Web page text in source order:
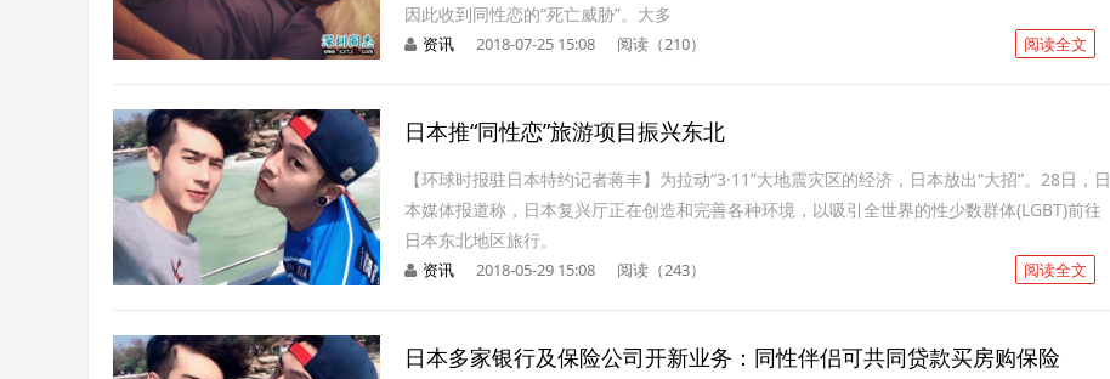
因此收到同性恋的“死亡威胁”。大多
阅读全文
资讯 2018-07-25 15:08 阅读（210）
日本推“同性恋”旅游项目振兴东北
【环球时报驻日本特约记者蒋丰】为拉动“3·11”大地震灾区的经济，日本放出“大招”。28日，日
本媒体报道称，日本复兴厅正在创造和完善各种环境，以吸引全世界的性少数群体(LGBT)前往
日本东北地区旅行。
阅读全文
资讯 2018-05-29 15:08 阅读（243）
日本多家银行及保险公司开新业务：同性伴侣可共同贷款买房购保险